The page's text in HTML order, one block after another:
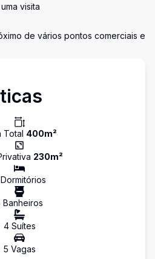
visita
de vários pontos comerciais e
Total 400m²
230m²
Dormitórios
Banheiros
4Suítes
5 Vagas